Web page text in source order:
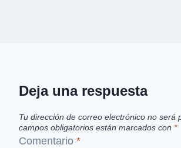
Deja una respuesta
Tu dirección de correo electrónico no será
campos obligatorios están marcados con *
Comentario *